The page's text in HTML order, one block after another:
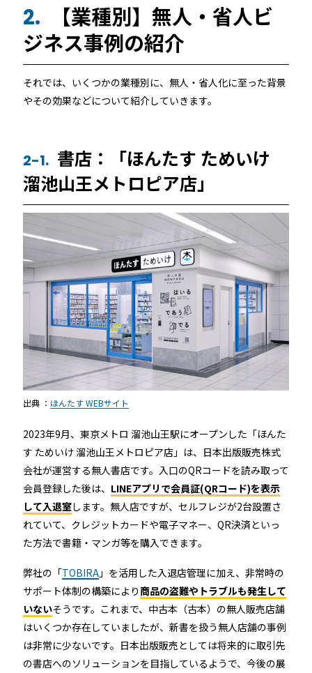
2.
【業種別】無人・省人ビ
ジネス事例の紹介
それでは、いくつかの業種別に、無人・省人化に至った背景
やその効果などについて紹介していきます。
2-1. 書店：「ほんたす ためいけ
溜池山王メトロピア店」
出典 ： ほんたす WEBサイト
2023年9月、東京メトロ 溜池山王駅にオープンした「ほんた
す ためいけ 溜池山王メトロピア店」は、日本出版販売株式
会社が運営する無人書店です。入口のQRコードを読み取って
会員登録した後は、 LINEアプリで会員証(QRコード)を表示
して入退室します。無人店ですが、セルフレジが2台設置さ
れていて、クレジットカードや電子マネー、QR決済といっ
た方法で書籍・マンガ等を購入できます。
弊社の「TOBIRA」を活用した入退店管理に加え、非常時の
サポート体制の構築により商品の盗難やトラブルも発生して
いないそうです。これまで、中古本（古本）の無人販売店舗
はいくつか存在していましたが、新書を扱う無人店舗の事例
は非常に少ないです。日本出版販売としては将来的に取引先
の書店へのソリューションを目指しているようで、今後の展